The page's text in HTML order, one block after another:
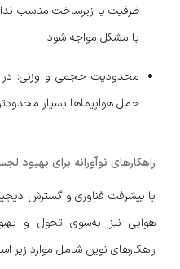
ظرفیت یا زیرساخت مناسب
با مشکل مواجه شود.
محدودیت حجمی و وزنی: در
حمل هواپیماها بسیار
راهکارهای نوآورانه برای بهبود
با پیشرفت فناوری و گسترش
هوایی نیز به‌سوی تحول و
راهکارهای نوین شامل موارد زیر